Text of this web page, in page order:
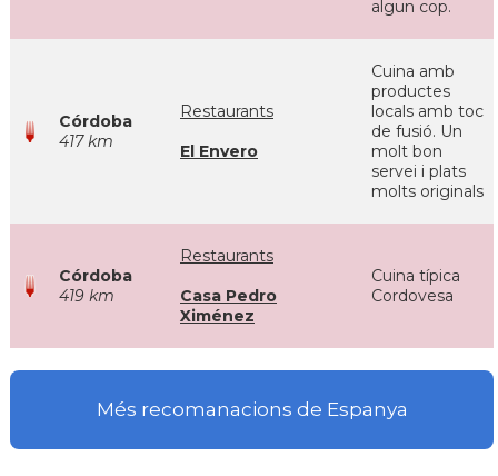
algun cop.
Córdoba
417 km
Restaurants
El Envero
Cuina amb
productes
locals amb toc
de fusió. Un
molt bon
servei i plats
molts originals
Córdoba
419 km
Restaurants
Casa Pedro
Ximénez
Cuina típica
Cordovesa
Més recomanacions de Espanya